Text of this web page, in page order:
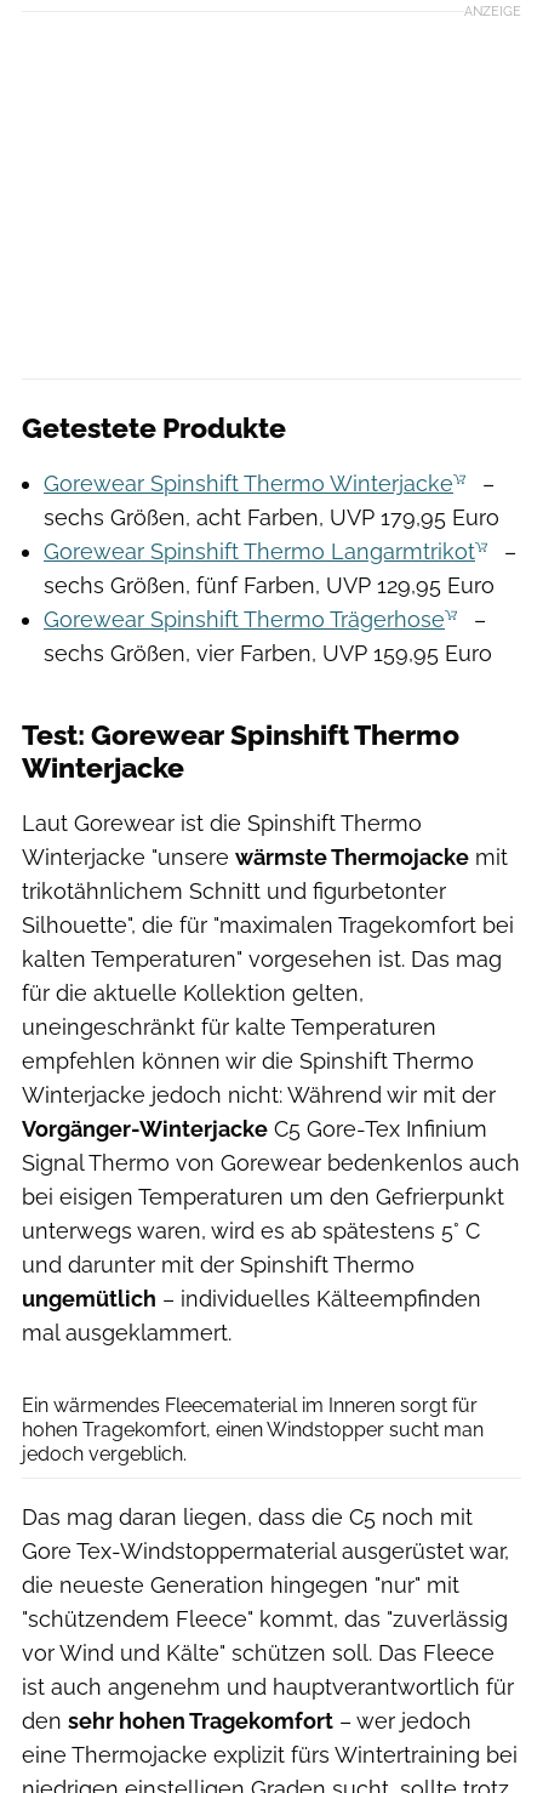
ANZEIGE
Getestete Produkte
Gorewear Spinshift Thermo Winterjacke
–
sechs Größen, acht Farben, UVP 179,95 Euro
Gorewear Spinshift Thermo Langarmtrikot
–
sechs Größen, fünf Farben, UVP 129,95 Euro
Gorewear Spinshift Thermo Trägerhose
–
sechs Größen, vier Farben, UVP 159,95 Euro
Test: Gorewear Spinshift Thermo
Winterjacke
Laut Gorewear ist die Spinshift Thermo
Winterjacke "unsere wärmste Thermojacke mit
trikotähnlichem Schnitt und figurbetonter
Silhouette", die für "maximalen Tragekomfort bei
kalten Temperaturen" vorgesehen ist. Das mag
für die aktuelle Kollektion gelten,
uneingeschränkt für kalte Temperaturen
empfehlen können wir die Spinshift Thermo
Winterjacke jedoch nicht: Während wir mit der
Vorgänger-Winterjacke C5 Gore-Tex Infinium
Signal Thermo von Gorewear bedenkenlos auch
bei eisigen Temperaturen um den Gefrierpunkt
unterwegs waren, wird es ab spätestens 5° C
und darunter mit der Spinshift Thermo
ungemütlich – individuelles Kälteempfinden
mal ausgeklammert.
Ein wärmendes Fleecematerial im Inneren sorgt für
hohen Tragekomfort, einen Windstopper sucht man
jedoch vergeblich.
Das mag daran liegen, dass die C5 noch mit
Gore Tex-Windstoppermaterial ausgerüstet war,
die neueste Generation hingegen "nur" mit
"schützendem Fleece" kommt, das "zuverlässig
vor Wind und Kälte" schützen soll. Das Fleece
ist auch angenehm und hauptverantwortlich für
den sehr hohen Tragekomfort – wer jedoch
eine Thermojacke explizit fürs Wintertraining bei